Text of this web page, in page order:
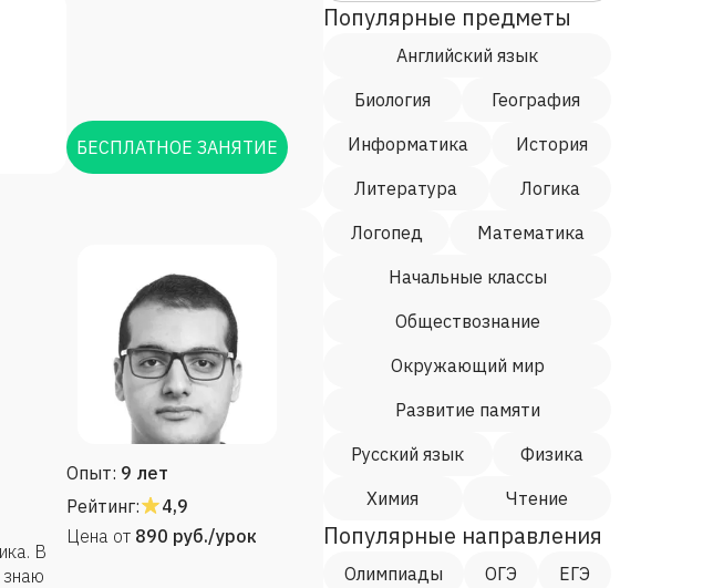
БЕСПЛАТНОЕ ЗАНЯТИЕ
В
знаю
Опыт: 9 лет
Рейтинг:
4,9
Цена от 890 руб./урок
Популярные предметы
Английский язык
Биология
География
Информатика
История
Литература
Логика
Логопед
Математика
Начальные классы
Обществознание
Окружающий мир
Развитие памяти
Русский язык
Физика
Химия
Чтение
Популярные направления
Олимпиады ОГЭ
ЕГЭ